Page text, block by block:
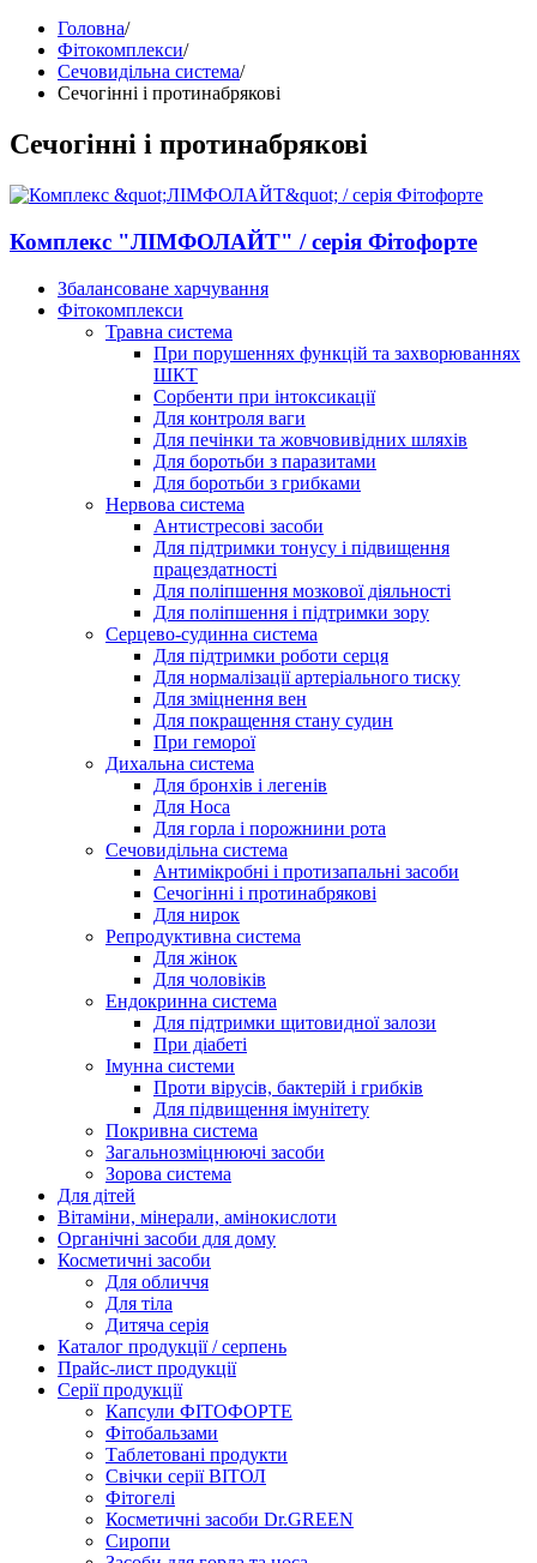
Головна/
Фітокомплекси/
Сечовидільна система/
Сечогінні і протинабрякові
Сечогінні і протинабрякові
Комплекс "ЛІМФОЛАЙТ" / серія Фітофорте
Збалансоване харчування
Фітокомплекси
Травна система
При порушеннях функцій та захворюваннях
ШКТ
Сорбенти при інтоксикації
Для контроля ваги
Для печінки та жовчовивідних шляхів
Для боротьби з паразитами
Для боротьби з грибками
Нервова система
Антистресові засоби
Для підтримки тонусу і підвищення
працездатності
Для поліпшення мозкової діяльності
Для поліпшення і підтримки зору
Серцево-судинна система
Для підтримки роботи серця
Для нормалізації артеріального тиску
Для зміцнення вен
Для покращення стану судин
При геморої
Дихальна система
Для бронхів і легенів
Для Носа
Для горла і порожнини рота
Сечовидільна система
Антимікробні і протизапальні засоби
Сечогінні і протинабрякові
Для нирок
Репродуктивна система
Для жінок
Для чоловіків
Ендокринна система
Для підтримки щитовидної залози
При діабеті
Імунна системи
Проти вірусів, бактерій і грибків
Для підвищення імунітету
Покривна система
Загальнозміцнюючі засоби
Зорова система
Для дітей
Вітаміни, мінерали, амінокислоти
Органічні засоби для дому
Косметичні засоби
Для обличчя
Для тіла
Дитяча серія
Каталог продукції / серпень
Прайс-лист продукції
Серії продукції
Капсули ФІТОФОРТЕ
Фітобальзами
Таблетовані продукти
Свічки серії ВІТОЛ
Фітогелі
Косметичні засоби Dr.GREEN
Сиропи